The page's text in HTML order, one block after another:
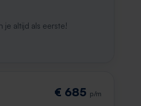
je altijd als eerste!
€ 685 p/m